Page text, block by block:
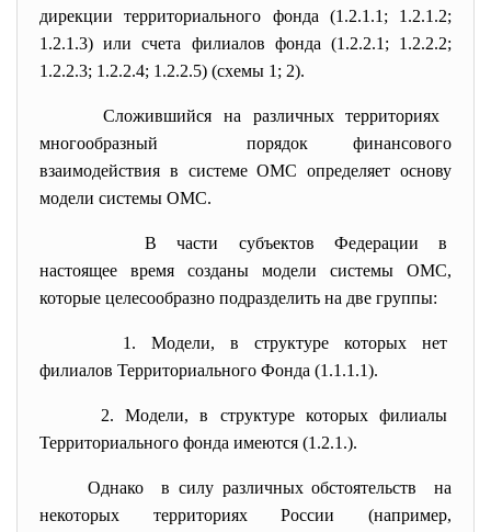
дирекции территориального фонда (1.2.1.1; 1.2.1.2;
1.2.1.3) или счета филиалов фонда (1.2.2.1; 1.2.2.2;
1.2.2.3; 1.2.2.4; 1.2.2.5) (схемы 1; 2).
Сложившийся на различных территориях
многообразный порядок финансового
взаимодействия в системе ОМС определяет основу
модели системы ОМС.
В части субъектов Федерации в
настоящее время созданы модели системы ОМС,
которые целесообразно подразделить на две группы:
1. Модели, в структуре которых нет
филиалов Территориального Фонда (1.1.1.1).
2. Модели, в структуре которых филиалы
Территориального фонда имеются (1.2.1.).
Однако в силу различных обстоятельств на
некоторых территориях России (например,